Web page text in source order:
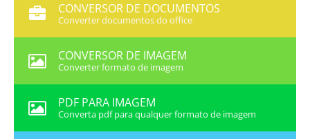
CONVERSOR DE DOCUMENTOS
Converter documentos do office
CONVERSOR DE IMAGEM
Converter formato de imagem
PDF PARA IMAGEM
Converta pdf para qualquer formato de imagem